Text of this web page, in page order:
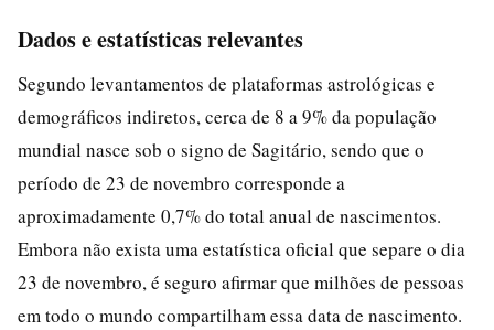
Dados e estatísticas relevantes
Segundo levantamentos de plataformas astrológicas e
demográficos indiretos, cerca de 8 a 9% da população
mundial nasce sob o signo de Sagitário, sendo que o
período de 23 de novembro corresponde a
aproximadamente 0,7% do total anual de nascimentos.
Embora não exista uma estatística oficial que separe o dia
23 de novembro, é seguro afirmar que milhões de pessoas
em todo o mundo compartilham essa data de nascimento.